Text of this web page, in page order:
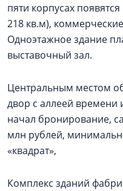
пяти корпусах
218 кв.м),
Одноэтажное здание
выставочный зал.
Центральным местом
двор с аллеей времени
начал бронирование,
млн рублей,
«квадрат»,
Комплекс зданий